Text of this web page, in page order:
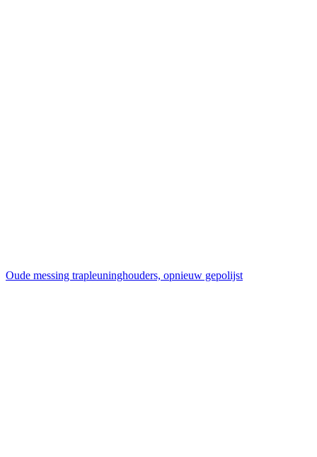
Oude messing trapleuninghouders, opnieuw gepolijst